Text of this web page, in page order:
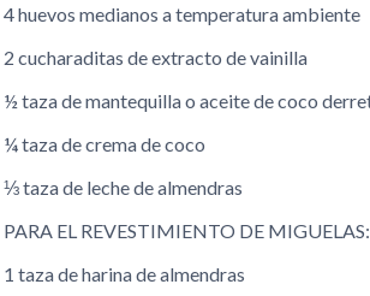
4 huevos medianos a temperatura ambiente
2 cucharaditas de extracto de vainilla
½ taza de mantequilla o aceite de coco
¼ taza de crema de coco
⅓ taza de leche de almendras
PARA EL REVESTIMIENTO DE MIGUELAS:
1 taza de harina de almendras